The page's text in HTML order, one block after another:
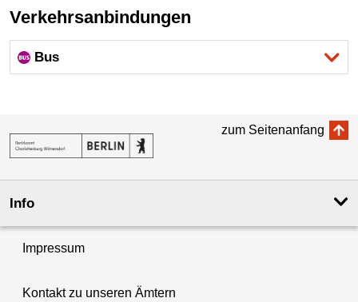
Verkehrsanbindungen
Bus
zum Seitenanfang
Info
Impressum
Kontakt zu unseren Ämtern